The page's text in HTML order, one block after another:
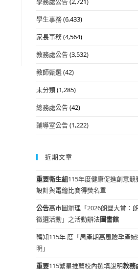
學生事務(6,433)
家長事務(4,564)
教務處公告(3,532)
教師甄選(42)
未分類(1,285)
總務處公告(42)
輔導室公告(1,222)
近期文章
重要衛生組115年度健康促進創意
設計與電繪比賽得獎名單
公告高市圖辦理「2026朗聲大賞：
徵選活動」之活動辦法圖書館
轉知115年 度「周產期高風險孕產
明」
重要115繁星推薦校內選填說明教務